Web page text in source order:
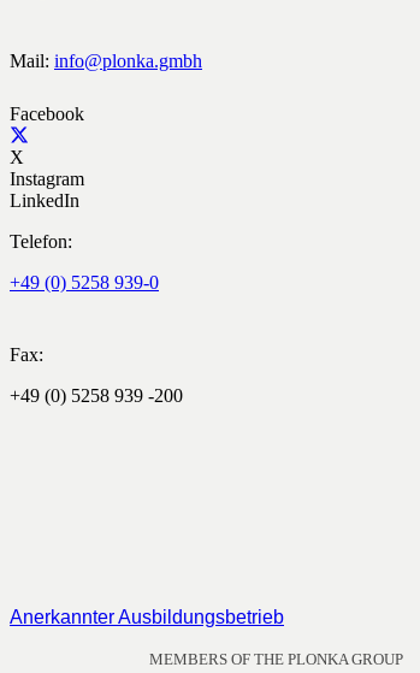
Mail: info@plonka.gmbh
Facebook
X
Instagram
LinkedIn
Telefon:
+49 (0) 5258 939-0
Fax:
+49 (0) 5258 939 -200
Anerkannter Ausbildungsbetrieb
MEMBERS OF THE PLONKA GROUP